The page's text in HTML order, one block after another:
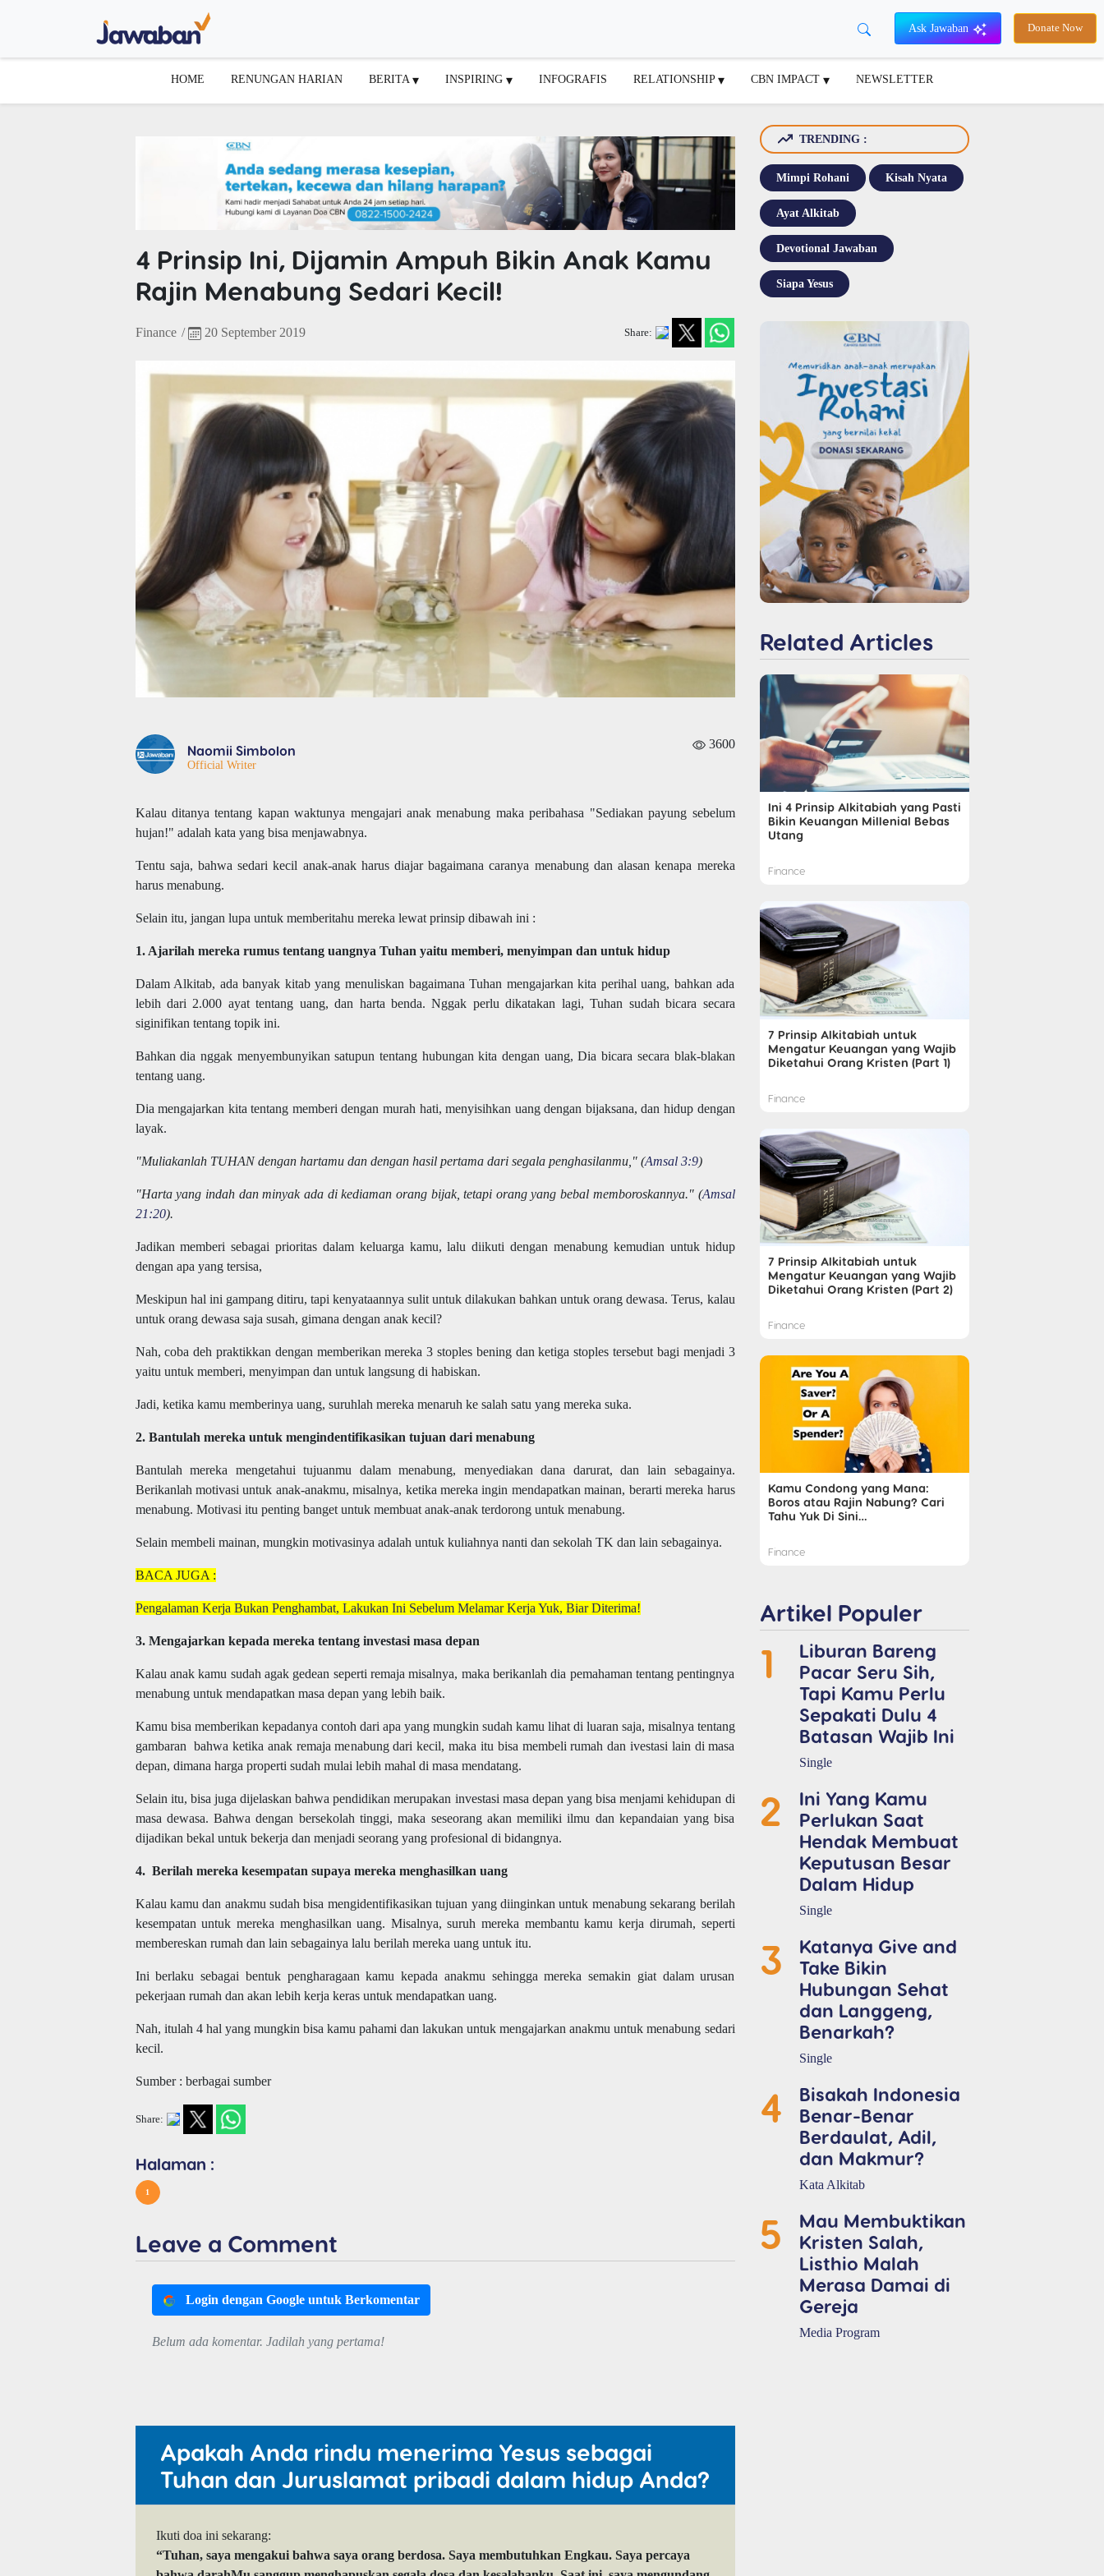
Ask Jawaban Donate Now
HOME RENUNGAN HARIAN BERITA INSPIRING INFOGRAFIS RELATIONSHIP CBN IMPACT NEWSLETTER
4 Prinsip Ini, Dijamin Ampuh Bikin Anak Kamu
Rajin Menabung Sedari Kecil!
Finance / 20 September 2019 Share:
Naomii Simbolon
Official Writer
3600
Kalau ditanya tentang kapan waktunya mengajari anak menabung maka peribahasa "Sediakan payung sebelum
hujan!" adalah kata yang bisa menjawabnya.
Tentu saja, bahwa sedari kecil anak-anak harus diajar bagaimana caranya menabung dan alasan kenapa mereka
harus menabung.
Selain itu, jangan lupa untuk memberitahu mereka lewat prinsip dibawah ini :
1. Ajarilah mereka rumus tentang uangnya Tuhan yaitu memberi, menyimpan dan untuk hidup
Dalam Alkitab, ada banyak kitab yang menuliskan bagaimana Tuhan mengajarkan kita perihal uang, bahkan ada
lebih dari 2.000 ayat tentang uang, dan harta benda. Nggak perlu dikatakan lagi, Tuhan sudah bicara secara
siginifikan tentang topik ini.
Bahkan dia nggak menyembunyikan satupun tentang hubungan kita dengan uang, Dia bicara secara blak-blakan
tentang uang.
Dia mengajarkan kita tentang memberi dengan murah hati, menyisihkan uang dengan bijaksana, dan hidup dengan
layak.
"Muliakanlah TUHAN dengan hartamu dan dengan hasil pertama dari segala penghasilanmu," (Amsal 3:9)
"Harta yang indah dan minyak ada di kediaman orang bijak, tetapi orang yang bebal memboroskannya." (Amsal
21:20).
Jadikan memberi sebagai prioritas dalam keluarga kamu, lalu diikuti dengan menabung kemudian untuk hidup
dengan apa yang tersisa,
Meskipun hal ini gampang ditiru, tapi kenyataannya sulit untuk dilakukan bahkan untuk orang dewasa. Terus, kalau
untuk orang dewasa saja susah, gimana dengan anak kecil?
Nah, coba deh praktikkan dengan memberikan mereka 3 stoples bening dan ketiga stoples tersebut bagi menjadi 3
yaitu untuk memberi, menyimpan dan untuk langsung di habiskan.
Jadi, ketika kamu memberinya uang, suruhlah mereka menaruh ke salah satu yang mereka suka.
2. Bantulah mereka untuk mengindentifikasikan tujuan dari menabung
Bantulah mereka mengetahui tujuanmu dalam menabung, menyediakan dana darurat, dan lain sebagainya.
Berikanlah motivasi untuk anak-anakmu, misalnya, ketika mereka ingin mendapatkan mainan, berarti mereka harus
menabung. Motivasi itu penting banget untuk membuat anak-anak terdorong untuk menabung.
Selain membeli mainan, mungkin motivasinya adalah untuk kuliahnya nanti dan sekolah TK dan lain sebagainya.
BACA JUGA :
Pengalaman Kerja Bukan Penghambat, Lakukan Ini Sebelum Melamar Kerja Yuk, Biar Diterima!
3. Mengajarkan kepada mereka tentang investasi masa depan
Kalau anak kamu sudah agak gedean seperti remaja misalnya, maka berikanlah dia pemahaman tentang pentingnya
menabung untuk mendapatkan masa depan yang lebih baik.
Kamu bisa memberikan kepadanya contoh dari apa yang mungkin sudah kamu lihat di luaran saja, misalnya tentang
gambaran bahwa ketika anak remaja menabung dari kecil, maka itu bisa membeli rumah dan ivestasi lain di masa
depan, dimana harga properti sudah mulai lebih mahal di masa mendatang.
Selain itu, bisa juga dijelaskan bahwa pendidikan merupakan investasi masa depan yang bisa menjami kehidupan di
masa dewasa. Bahwa dengan bersekolah tinggi, maka seseorang akan memiliki ilmu dan kepandaian yang bisa
dijadikan bekal untuk bekerja dan menjadi seorang yang profesional di bidangnya.
4. Berilah mereka kesempatan supaya mereka menghasilkan uang
Kalau kamu dan anakmu sudah bisa mengidentifikasikan tujuan yang diinginkan untuk menabung sekarang berilah
kesempatan untuk mereka menghasilkan uang. Misalnya, suruh mereka membantu kamu kerja dirumah, seperti
membereskan rumah dan lain sebagainya lalu berilah mereka uang untuk itu.
Ini berlaku sebagai bentuk pengharagaan kamu kepada anakmu sehingga mereka semakin giat dalam urusan
pekerjaan rumah dan akan lebih kerja keras untuk mendapatkan uang.
Nah, itulah 4 hal yang mungkin bisa kamu pahami dan lakukan untuk mengajarkan anakmu untuk menabung sedari
kecil.
Sumber : berbagai sumber
Share:
Halaman :
1
Leave a Comment
Login dengan Google untuk Berkomentar
Belum ada komentar. Jadilah yang pertama!
Apakah Anda rindu menerima Yesus sebagai
Tuhan dan Juruslamat pribadi dalam hidup Anda?
Ikuti doa ini sekarang:
“Tuhan, saya mengakui bahwa saya orang berdosa. Saya membutuhkan Engkau. Saya percaya
TRENDING :
Mimpi Rohani Kisah Nyata
Ayat Alkitab
Devotional Jawaban
Siapa Yesus
Related Articles
Ini 4 Prinsip Alkitabiah yang Pasti
Bikin Keuangan Millenial Bebas
Utang
Finance
7 Prinsip Alkitabiah untuk
Mengatur Keuangan yang Wajib
Diketahui Orang Kristen (Part 1)
Finance
7 Prinsip Alkitabiah untuk
Mengatur Keuangan yang Wajib
Diketahui Orang Kristen (Part 2)
Finance
Kamu Condong yang Mana:
Boros atau Rajin Nabung? Cari
Tahu Yuk Di Sini…
Finance
Artikel Populer
1
Liburan Bareng
Pacar Seru Sih,
Tapi Kamu Perlu
Sepakati Dulu 4
Batasan Wajib Ini
Single
2
Ini Yang Kamu
Perlukan Saat
Hendak Membuat
Keputusan Besar
Dalam Hidup
Single
3
Katanya Give and
Take Bikin
Hubungan Sehat
dan Langgeng,
Benarkah?
Single
4
Bisakah Indonesia
Benar-Benar
Berdaulat, Adil,
dan Makmur?
Kata Alkitab
5
Mau Membuktikan
Kristen Salah,
Listhio Malah
Merasa Damai di
Gereja
Media Program